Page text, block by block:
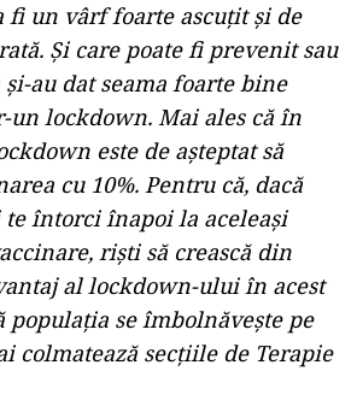
fi un vârf foarte ascuțit și de
Și care poate fi prevenit sau
și-au dat seama foarte bine
lockdown. Mai ales că în
este de așteptat să
cu 10%. Pentru că, dacă
întorci înapoi la aceleași
riști să crească din
al lockdown-ului în acest
populația se îmbolnăvește pe
colmatează secțiile de Terapie